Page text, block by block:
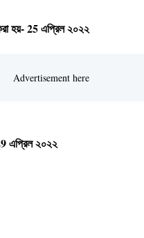
হয়- 25 এপ্রিল ২০২২
এপ্রিল ২০২২